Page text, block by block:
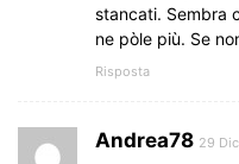
stancati. Sembra
ne pòle più. Se
Risposta
Andrea78 29